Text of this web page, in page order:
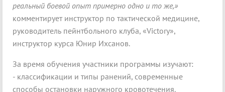
реальный боевой опыт примерно одно и то же,»
комментирует инструктор по тактической медицине,
руководитель пейнтбольного клуба, «Victory»,
инструктор курса Юнир Ихсанов.
За время обучения участники программы изучают:
- классификации и типы ранений, современные
способы остановки наружного кровотечения.